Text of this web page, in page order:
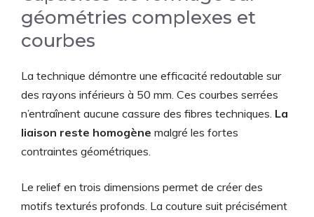
géométries complexes et
courbes
La technique démontre une efficacité redoutable sur
des rayons inférieurs à 50 mm. Ces courbes serrées
n’entraînent aucune cassure des fibres techniques. La
liaison reste homogène malgré les fortes
contraintes géométriques.
Le relief en trois dimensions permet de créer des
motifs texturés profonds. La couture suit précisément